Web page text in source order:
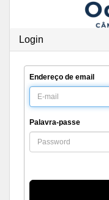
Login
Endereço de email
Palavra-passe